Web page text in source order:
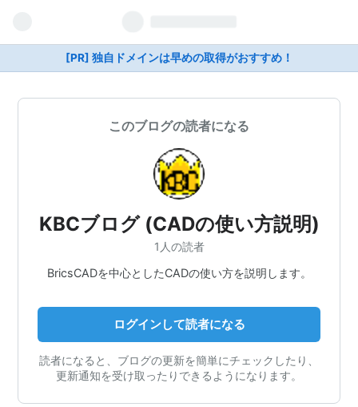
[PR] 独自ドメインは早めの取得がおすすめ！
このブログの読者になる
KBCブログ (CADの使い方説明)
1人の読者
BricsCADを中心としたCADの使い方を説明します。
ログインして読者になる
読者になると、ブログの更新を簡単にチェックしたり、
更新通知を受け取ったりできるようになります。